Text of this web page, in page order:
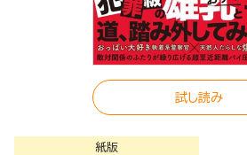
試し読み
紙版